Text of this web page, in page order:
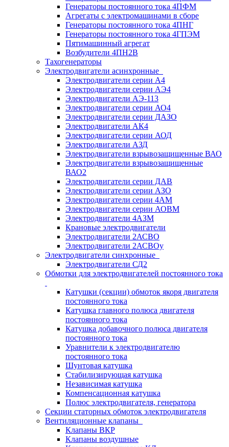
Генераторы постоянного тока 4ПФМ
Агрегаты с электромашинами в сборе
Генераторы постоянного тока 4ПНГ
Генераторы постоянного тока 4ГПЭМ
Пятимашинный агрегат
Возбудители 4ПН2В
Тахогенераторы
Электродвигатели асинхронные
Электродвигатели серии А4
Электродвигатели серии АЭ4
Электродвигатели АЭ-113
Электродвигатели серии АО4
Электродвигатели серии ДАЗО
Электродвигатели АК4
Электродвигатели серии АОД
Электродвигатели АЗД
Электродвигатели взрывозащищенные ВАО
Электродвигатели взрывозащищенные
ВАО2
Электродвигатели серии ДАВ
Электродвигатели серии АЗО
Электродвигатели серии 4АМ
Электродвигатели серии АОВМ
Электродвигатели 4АЗМ
Крановые электродвигатели
Электродвигатели 2АСВО
Электродвигатели 2АСВОу
Электродвигатели синхронные
Электродвигатели СД2
Обмотки для электродвигателей постоянного тока
Катушки (секции) обмоток якоря двигателя
постоянного тока
Катушка главного полюса двигателя
постоянного тока
Катушка добавочного полюса двигателя
постоянного тока
Уравнители к электродвигателю
постоянного тока
Шунтовая катушка
Стабилизирующая катушка
Независимая катушка
Компенсационная катушка
Полюс электродвигателя, генератора
Секции статорных обмоток электродвигателя
Вентиляционные клапаны
Клапаны ВКР
Клапаны воздушные